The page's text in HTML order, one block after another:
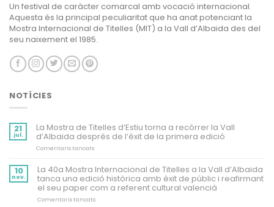
Un festival de caràcter comarcal amb vocació internacional.
Aquesta és la principal peculiaritat que ha anat potenciant la
Mostra Internacional de Titelles (MIT) a la Vall d’Albaida des del
seu naixement el 1985.
NOTÍCIES
21
jul.
La Mostra de Titelles d’Estiu torna a recórrer la Vall
d’Albaida després de l’èxit de la primera edició
Comentaris tancatsa
de
Titelles
d’Estiu
torna
a
10
nov.
La 40a Mostra Internacional de Titelles a la Vall d’Albaida
tanca una edició històrica amb èxit de públic i reafirmant
el seu paper com a referent cultural valencià
Comentaris tancatsa